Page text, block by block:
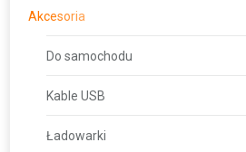
Akcesoria
Do samochodu
Kable USB
Ładowarki